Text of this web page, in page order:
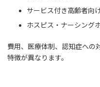
サービス付き高齢者向
ホスピス・ナーシング
費用、医療体制、認知症への
特徴が異なります。